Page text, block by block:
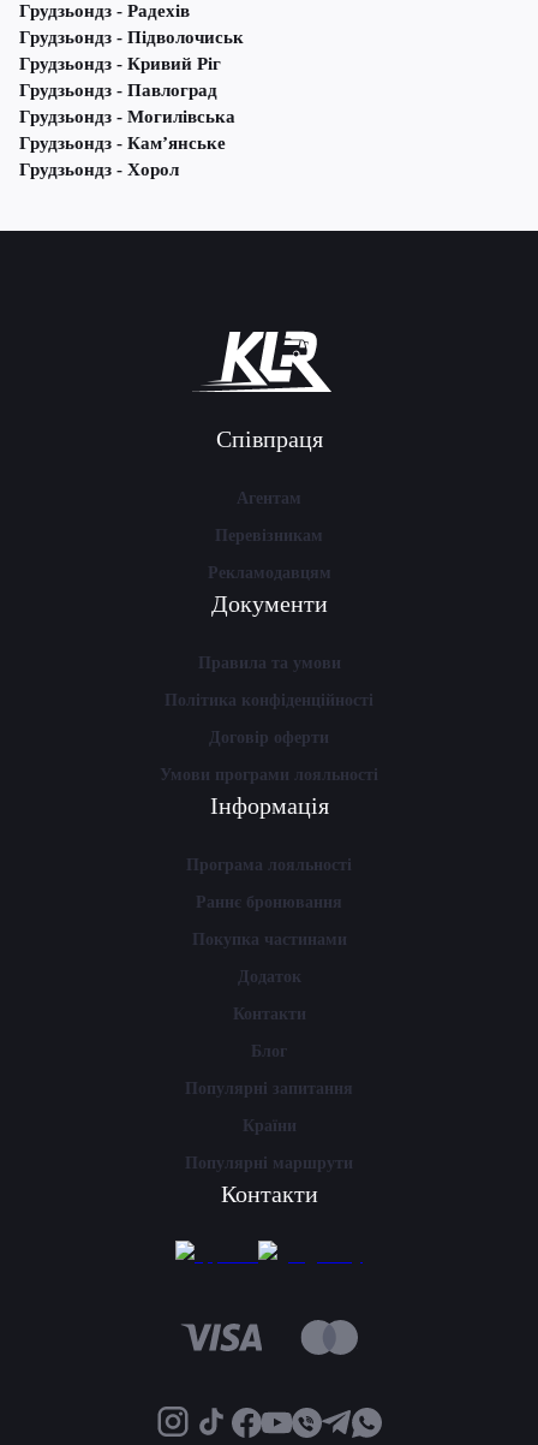
Грудзьондз - Радехів
Грудзьондз - Підволочиськ
Грудзьондз - Кривий Ріг
Грудзьондз - Павлоград
Грудзьондз - Могилівська
Грудзьондз - Кам’янське
Грудзьондз - Хорол
Співпраця
Агентам
Перевізникам
Рекламодавцям
Документи
Правила та умови
Політика конфіденційності
Договір оферти
Умови програми лояльності
Інформація
Програма лояльності
Раннє бронювання
Покупка частинами
Додаток
Контакти
Блог
Популярні запитання
Країни
Популярні маршрути
Контакти